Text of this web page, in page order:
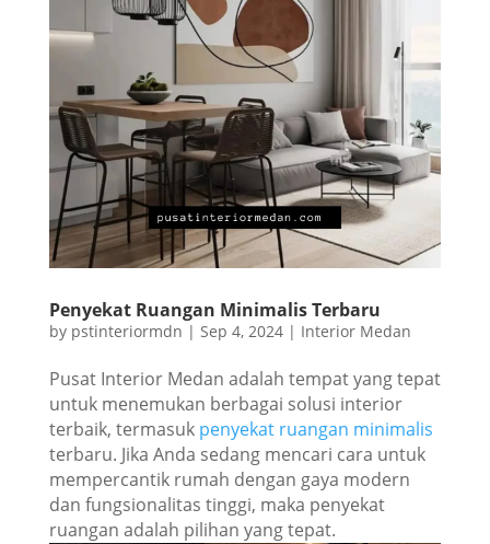
Penyekat Ruangan Minimalis Terbaru
by pstinteriormdn | Sep 4, 2024| Interior Medan
Pusat Interior Medan adalah tempat yang tepat
untuk menemukan berbagai solusi interior
terbaik, termasuk penyekat ruangan minimalis
terbaru. Jika Anda sedang mencari cara untuk
mempercantik rumah dengan gaya modern
dan fungsionalitas tinggi, maka penyekat
ruangan adalah pilihan yang tepat.